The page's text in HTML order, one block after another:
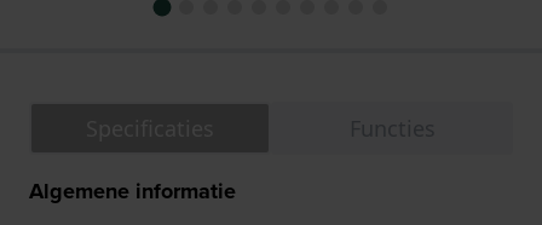
Algemene informatie